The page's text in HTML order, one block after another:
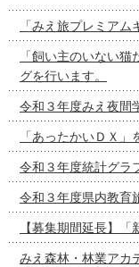
「みえ旅プレミア
「飼い主のいない
グを行います。
令和３年度みえ夜間
「あったかいＤＸ
令和３年度統計グラ
令和３年度県内教育
【募集期間延長】
みえ森林・林業アカ